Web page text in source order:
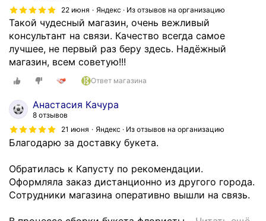
22 июня
Яндекс · Из отзывов на организацию
Такой чудесный магазин, очень вежливый
консультант на связи. Качество всегда самое
лучшее, не первый раз беру здесь. Надёжный
магазин, всем советую!!!
Ответ магазина
Анастасия Качура
8 отзывов
21 июня
Яндекс · Из отзывов на организацию
Благодарю за доставку букета.
Обратилась к Капусту по рекомендации.
Оформляла заказ дистанционно из другого города.
Сотрудники магазина оперативно вышли на связь.